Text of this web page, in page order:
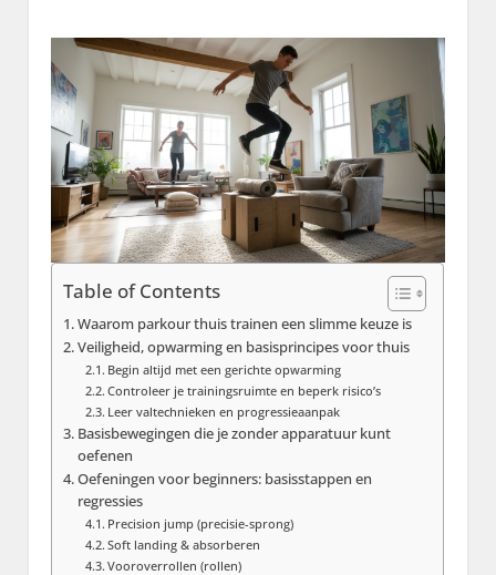
Table of Contents
Waarom parkour thuis trainen een slimme keuze is
Veiligheid, opwarming en basisprincipes voor thuis
Begin altijd met een gerichte opwarming
Controleer je trainingsruimte en beperk risico’s
Leer valtechnieken en progressieaanpak
Basisbewegingen die je zonder apparatuur kunt
oefenen
Oefeningen voor beginners: basisstappen en
regressies
Precision jump (precisie-sprong)
Soft landing & absorberen
Vooroverrollen (rollen)